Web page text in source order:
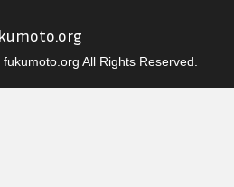
All Rights Reserved.